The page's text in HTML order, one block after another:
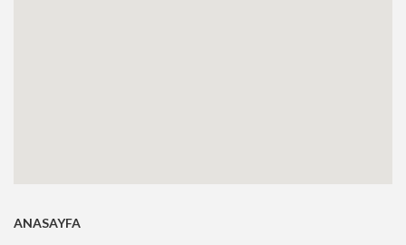
ANASAYFA